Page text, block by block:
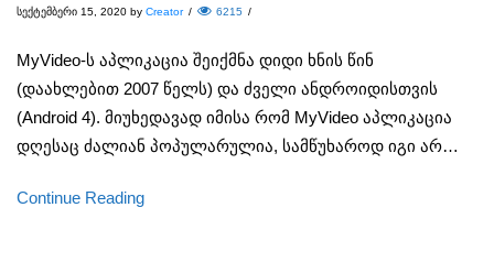
სექტემბერი 15, 2020 by Creator / 6215 /
MyVideo-ს აპლიკაცია შეიქმნა დიდი ხნის წინ
(დაახლებით 2007 წელს) და ძველი ანდროიდისთვის
(Android 4). მიუხედავად იმისა რომ MyVideo აპლიკაცია
დღესაც ძალიან პოპულარულია, სამწუხაროდ იგი არ…
Continue Reading